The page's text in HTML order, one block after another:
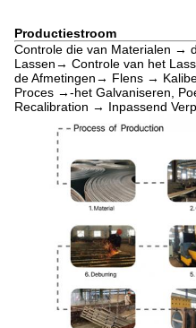
Productiestroom
Controle die van Materialen →
Lassen→ Controle van het
de Afmetingen→ Flens →
Proces →-het Galvaniseren,
Recalibration → Inpassend